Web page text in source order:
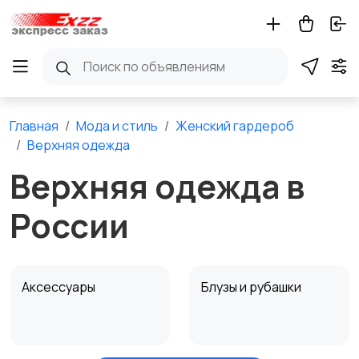
Главная Мода и стиль
Женский гардероб
Верхняя одежда
Верхняя одежда в
России
Аксессуары Блузы и рубашки